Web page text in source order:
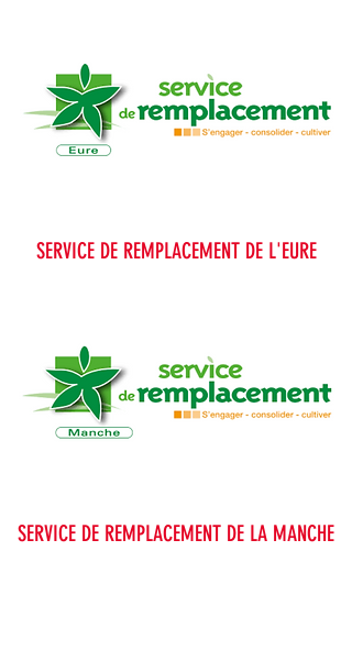
SERVICE DE REMPLACEMENT DE L'EURE
SERVICE DE REMPLACEMENT DE LA MANCHE